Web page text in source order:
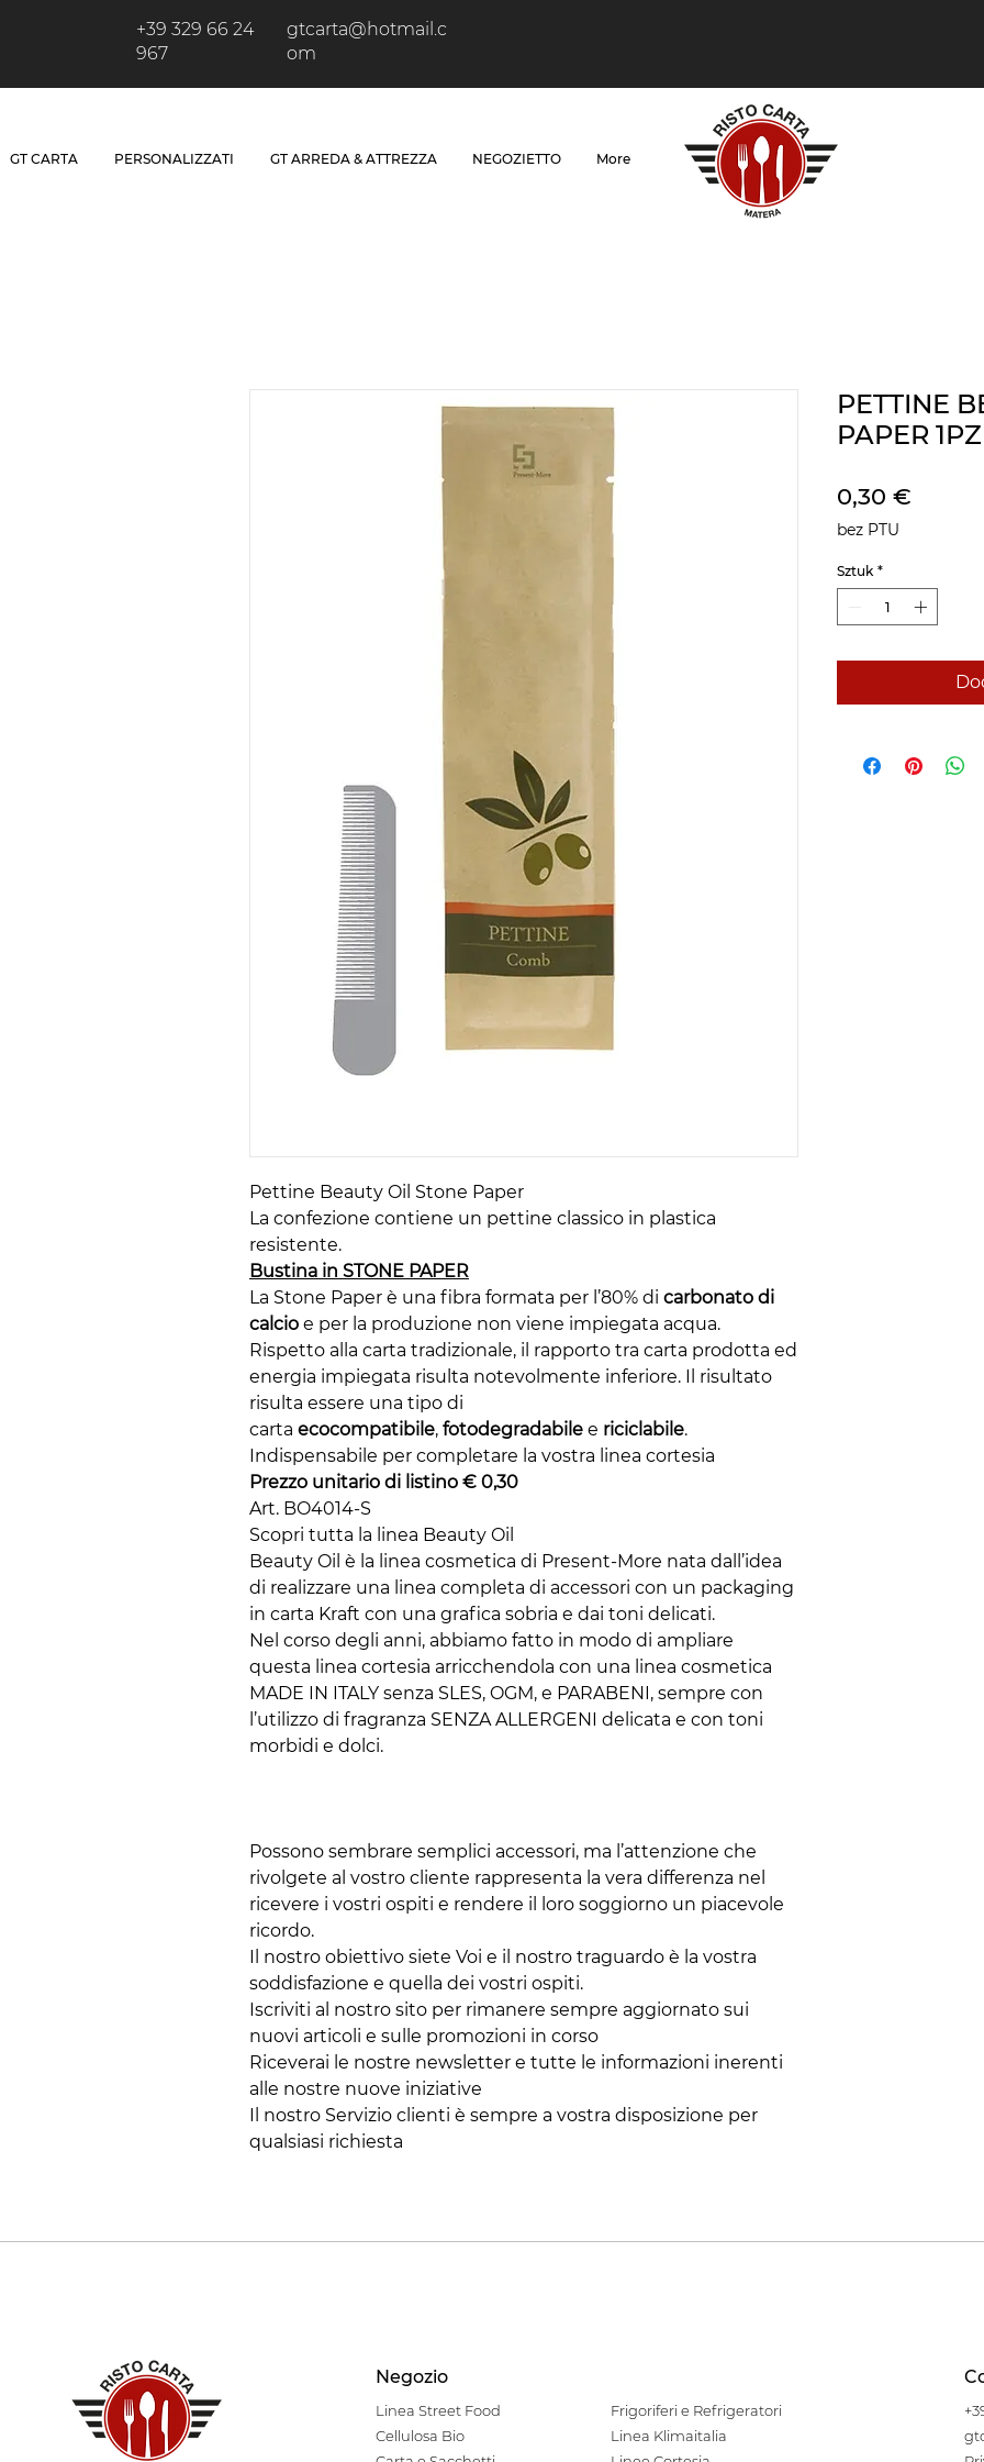
+39 329 66 24
967
gtcarta@hotmail.c
om
GT CARTA PERSONALIZZATI GT ARREDA & ATTREZZA NEGOZIETTO More
Pettine Beauty Oil Stone Paper
La confezione contiene un pettine classico in plastica
resistente.
Bustina in STONE PAPER
La Stone Paper è una fibra formata per l’80% di carbonato di
calcio e per la produzione non viene impiegata acqua.
Rispetto alla carta tradizionale, il rapporto tra carta prodotta ed
energia impiegata risulta notevolmente inferiore. Il risultato
risulta essere una tipo di
carta ecocompatibile, fotodegradabile e riciclabile.
Indispensabile per completare la vostra linea cortesia
Prezzo unitario di listino € 0,30
Art. BO4014-S
Scopri tutta la linea Beauty Oil
Beauty Oil è la linea cosmetica di Present-More nata dall’idea
di realizzare una linea completa di accessori con un packaging
in carta Kraft con una grafica sobria e dai toni delicati.
Nel corso degli anni, abbiamo fatto in modo di ampliare
questa linea cortesia arricchendola con una linea cosmetica
MADE IN ITALY senza SLES, OGM, e PARABENI, sempre con
l’utilizzo di fragranza SENZA ALLERGENI delicata e con toni
morbidi e dolci.
Possono sembrare semplici accessori, ma l’attenzione che
rivolgete al vostro cliente rappresenta la vera differenza nel
ricevere i vostri ospiti e rendere il loro soggiorno un piacevole
ricordo.
Il nostro obiettivo siete Voi e il nostro traguardo è la vostra
soddisfazione e quella dei vostri ospiti.
Iscriviti al nostro sito per rimanere sempre aggiornato sui
nuovi articoli e sulle promozioni in corso
Riceverai le nostre newsletter e tutte le informazioni inerenti
alle nostre nuove iniziative
Il nostro Servizio clienti è sempre a vostra disposizione per
qualsiasi richiesta
PETTINE
PAPER 1PZ
0,30 €
bez PTU
Sztuk *
Negozio
Linea Street Food
Cellulosa Bio
Frigoriferi e Refrigeratori
Linea Klimaitalia